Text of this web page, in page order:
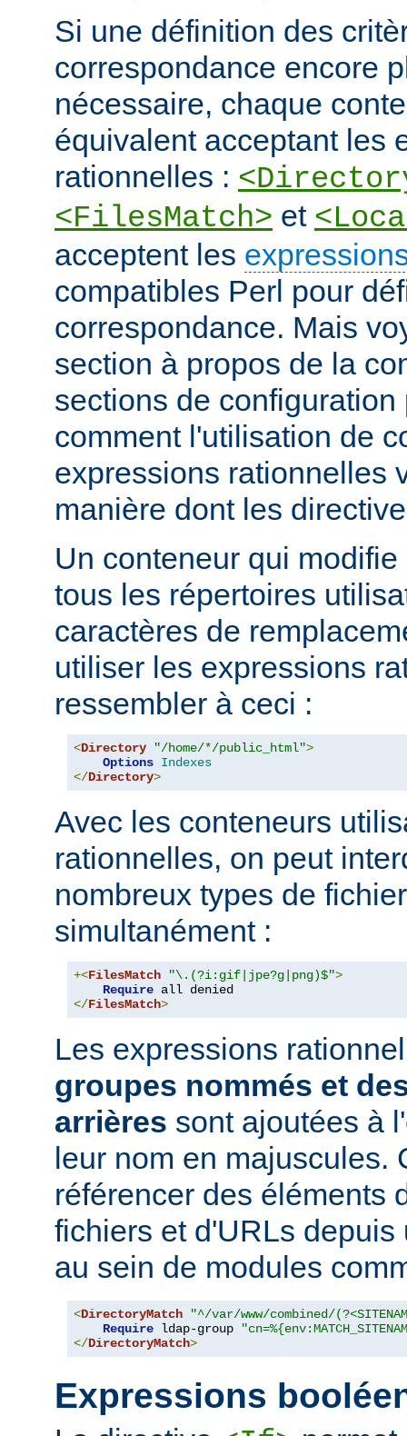
Si une définition des
correspondance encore
nécessaire, chaque
équivalent acceptant les
rationnelles :
<FilesMatch> et
acceptent les
compatibles Perl pour
correspondance. Mais
section à propos de la
sections de
comment l'utilisation de
expressions rationnelles
manière dont les
Un conteneur qui
tous les répertoires
caractères de
utiliser les expressions
ressembler à ceci :
<Directory "/home/*/public_html">
Options Indexes
</Directory>
Avec les conteneurs
rationnelles, on peut
nombreux types de
simultanément :
+<FilesMatch "\.(?i:gif|jpe?g|png)$">
Require
</FilesMatch>
Les expressions
groupes nommés et
arrières sont ajoutées à
leur nom en majuscules.
référencer des éléments
fichiers et d'URLs
au sein de modules
<DirectoryMatch
"^/var/www/combined/
Require ldap-group
</DirectoryMatch>
Expressions